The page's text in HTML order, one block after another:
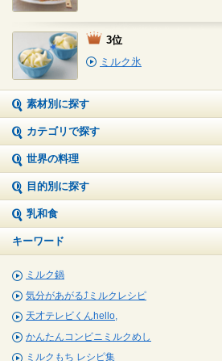
3位
ミルク氷
素材別に探す
カテゴリで探す
世界の料理
目的別に探す
乳和食
キーワード
ミルク鍋
気分があがる⤴ミルクレシピ
天才テレビくんhello,
かんたんコンビニミルクめし
ミルクもち レシピ集